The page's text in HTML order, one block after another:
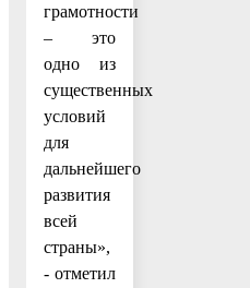
грамотности
– это
одно из
существенных
условий
для
дальнейшего
развития
всей
страны»,
- отметил